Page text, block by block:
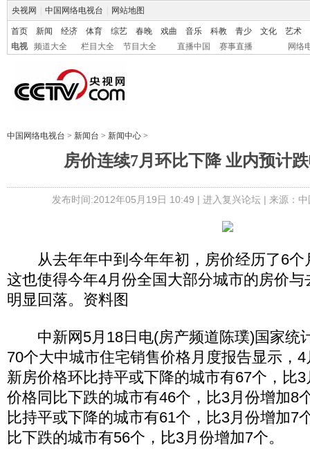
央视网 中国网络电视台 网站地图
首页 新闻 经济 体育 综艺 春晚 戏曲 音乐 科教 青少 文化
艺术
电视
频道大全 栏目大全 节目大全 直播中国 赛事直播 网络
中国网络电视台 > 新闻台 > 新闻中心 >
房价连续7月环比下降 业内预计
发布时间:2012年05月19日 10:49 | 进入复兴论坛| 来源：
从去年年中到今年年初，房价经历了6个
这也使得今年4月份全国大部分城市的房价
明显回落。资料图
中新网5月18日电(房产频道陈璞)国家统
70个大中城市住宅销售价格月度报告显示，
新房价格环比持平或下降的城市有67个，比
价格同比下跌的城市有46个，比3月份增加8
比持平或下降的城市有61个，比3月份增加7
比下跌的城市有56个，比3月份增加7个。